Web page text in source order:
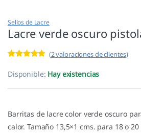
Sellos de Lacre
Lacre verde oscuro
5.00de 5 en
base a
(2valoraciones de clientes)
Disponible: Hay existencias
Barritas de lacre color verde oscuro
calor. Tamaño 13,5×1 cms. para 18 o